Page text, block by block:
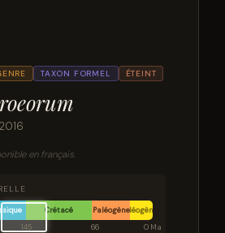
TAXON FORMEL ÉTEINT
en français.
Crétacé PaléogèneNéogène
145 66 0 Ma